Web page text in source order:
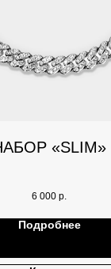
«SLIM»
6 000 р.
Подробнее